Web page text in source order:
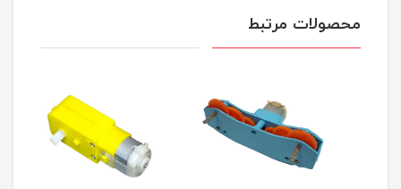
محصولات مرتبط